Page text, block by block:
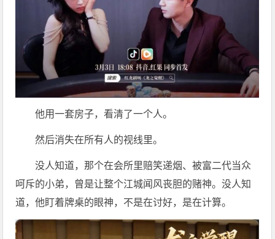
他用一套房子，看清了一个人。
然后消失在所有人的视线里。
没人知道，那个在会所里赔笑递烟、被富二代当众
呵斥的小弟，曾是让整个江城闻风丧胆的赌神。没人知
道，他盯着牌桌的眼神，不是在讨好，是在计算。